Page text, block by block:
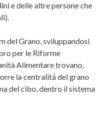
e delle altre persone che
del Grano, sviluppandosi
per le Riforme
Alimentare trovano,
la centralità del grano
del cibo, dentro il sistema